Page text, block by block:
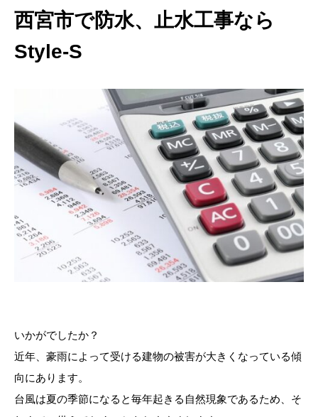
西宮市で防水、止水工事なら
Style-S
いかがでしたか？
近年、豪雨によって受ける建物の被害が大きくなっている傾
向にあります。
台風は夏の季節になると毎年起きる自然現象であるため、そ